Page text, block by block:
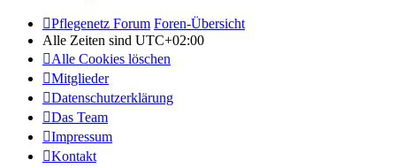
Pflegenetz Forum Foren-Übersicht
Alle Zeiten sind UTC+02:00
Alle Cookies löschen
Mitglieder
Datenschutzerklärung
Das Team
Impressum
Kontakt